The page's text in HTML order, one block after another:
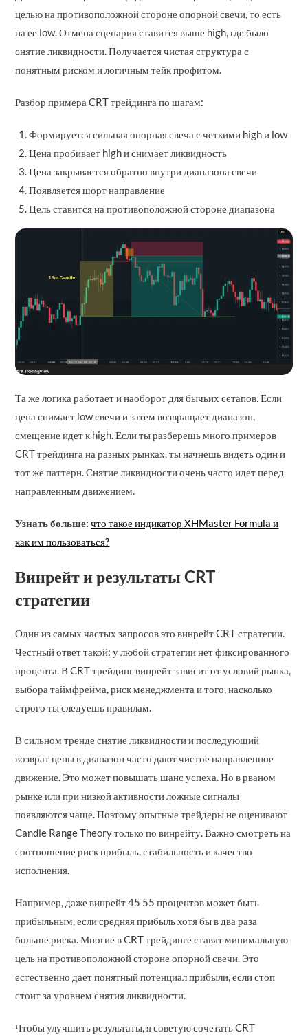
целью на противоположной стороне опорной свечи, то есть
на ее low. Отмена сценария ставится выше high, где было
снятие ликвидности. Получается чистая структура с
понятным риском и логичным тейк профитом.
Разбор примера CRT трейдинга по шагам:
Формируется сильная опорная свеча с четкими high и low
Цена пробивает high и снимает ликвидность
Цена закрывается обратно внутри диапазона свечи
Появляется шорт направление
Цель ставится на противоположной стороне диапазона
Та же логика работает и наоборот для бычьих сетапов. Если
цена снимает low свечи и затем возвращает диапазон,
смещение идет к high. Если ты разберешь много примеров
CRT трейдинга на разных рынках, ты начнешь видеть один и
тот же паттерн. Снятие ликвидности очень часто идет перед
направленным движением.
Узнать больше: что такое индикатор XHMaster Formula и
как им пользоваться?
Винрейт и результаты CRT
стратегии
Один из самых частых запросов это винрейт CRT стратегии.
Честный ответ такой: у любой стратегии нет фиксированного
процента. В CRT трейдинг винрейт зависит от условий рынка,
выбора таймфрейма, риск менеджмента и того, насколько
строго ты следуешь правилам.
В сильном тренде снятие ликвидности и последующий
возврат цены в диапазон часто дают чистое направленное
движение. Это может повышать шанс успеха. Но в рваном
рынке или при низкой активности ложные сигналы
появляются чаще. Поэтому опытные трейдеры не оценивают
Candle Range Theory только по винрейту. Важно смотреть на
соотношение риск прибыль, стабильность и качество
исполнения.
Например, даже винрейт 45 55 процентов может быть
прибыльным, если средняя прибыль хотя бы в два раза
больше риска. Многие в CRT трейдинге ставят минимальную
цель на противоположной стороне опорной свечи. Это
естественно дает понятный потенциал прибыли, если стоп
стоит за уровнем снятия ликвидности.
Чтобы улучшить результаты, я советую сочетать CRT